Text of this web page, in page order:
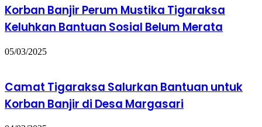
Korban Banjir Perum Mustika Tigaraksa
Keluhkan Bantuan Sosial Belum Merata
05/03/2025
Camat Tigaraksa Salurkan Bantuan untuk
Korban Banjir di Desa Margasari